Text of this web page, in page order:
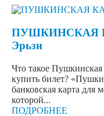
ПУШКИНСКАЯ
Эрьзи
Что такое Пушкинская
купить билет?
банковская карта для
которой...
ПОДРОБНЕЕ